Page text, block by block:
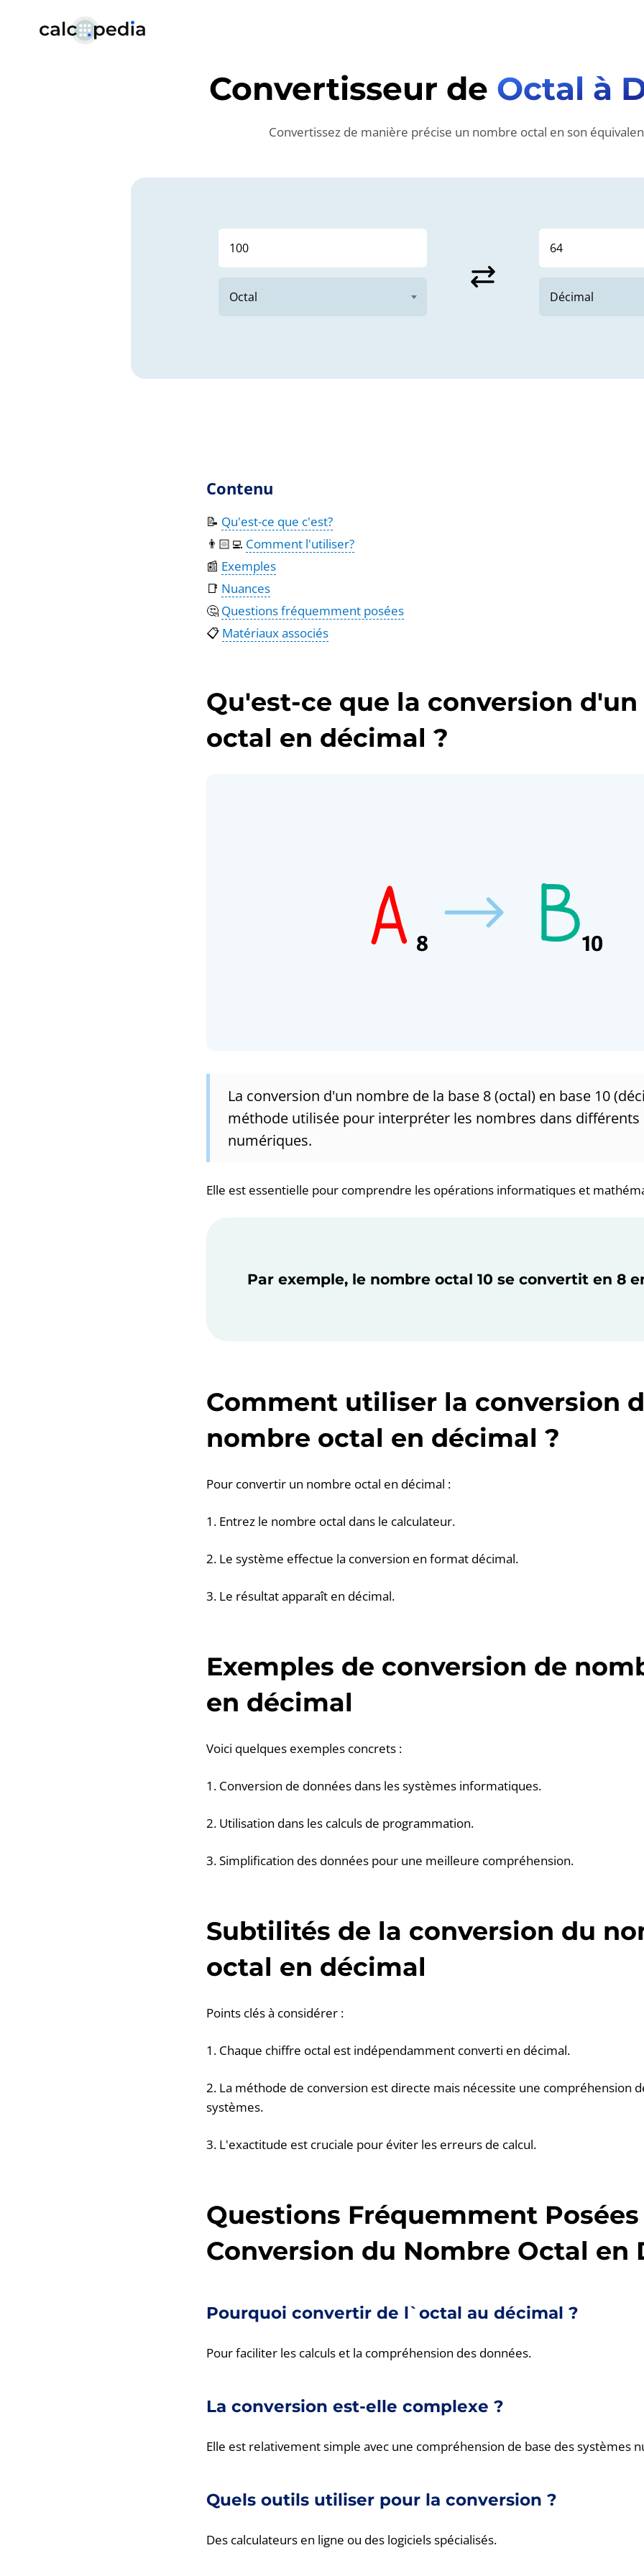
Convertisseur de Octal à
Convertissez de manière précise un nombre octal en son
sync_alt
Contenu
📝 Qu'est-ce que c'est?
👨🏻‍💻 Comment l'utiliser?
📰 Exemples
📑 Nuances
🤔 Questions fréquemment posées
📋 Matériaux associés
Qu'est-ce que la conversion
octal en décimal ?
La conversion d'un nombre de la base 8 (octal) en base 10
méthode utilisée pour interpréter les nombres dans différents
numériques.
Elle est essentielle pour comprendre les opérations informatiques et
Par exemple, le nombre octal 10 se convertit en 8
Comment utiliser la conversion
nombre octal en décimal ?
Pour convertir un nombre octal en décimal :
1. Entrez le nombre octal dans le calculateur.
2. Le système effectue la conversion en format décimal.
3. Le résultat apparaît en décimal.
Exemples de conversion de
en décimal
Voici quelques exemples concrets :
1. Conversion de données dans les systèmes informatiques.
2. Utilisation dans les calculs de programmation.
3. Simplification des données pour une meilleure compréhension.
Subtilités de la conversion du
octal en décimal
Points clés à considérer :
1. Chaque chiffre octal est indépendamment converti en décimal.
2. La méthode de conversion est directe mais nécessite une compréhension
systèmes.
3. L'exactitude est cruciale pour éviter les erreurs de calcul.
Questions Fréquemment
Conversion du Nombre Octal en
Pourquoi convertir de l`octal au décimal ?
Pour faciliter les calculs et la compréhension des données.
La conversion est-elle complexe ?
Elle est relativement simple avec une compréhension de base des systèmes
Quels outils utiliser pour la conversion ?
Des calculateurs en ligne ou des logiciels spécialisés.